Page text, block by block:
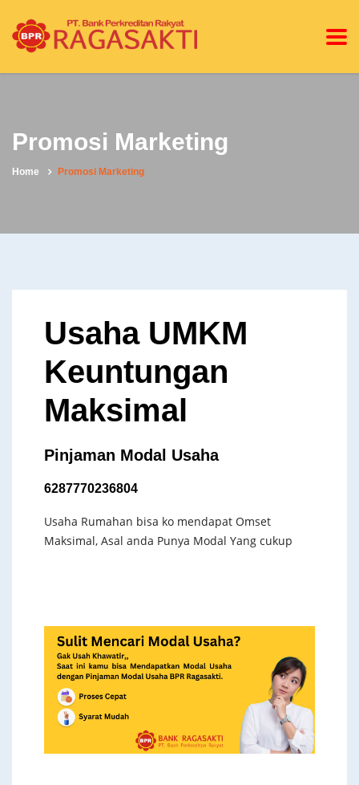
Promosi Marketing
Home Promosi Marketing
Usaha UMKM
Keuntungan
Maksimal
Pinjaman Modal Usaha
6287770236804
Usaha Rumahan bisa ko mendapat Omset
Maksimal, Asal anda Punya Modal Yang cukup